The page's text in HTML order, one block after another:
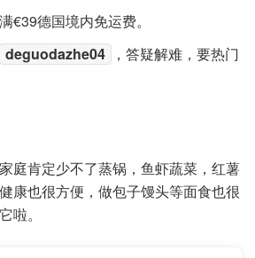
€39德国境内免运费。
deguodazhe04
，答疑解难，要热门
庭肯定少不了蒸锅，鱼虾蔬菜，红薯
康也很方便，做包子馒头等面食也很
啦。